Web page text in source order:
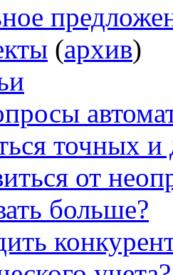
(архив)
точных
от
больше?